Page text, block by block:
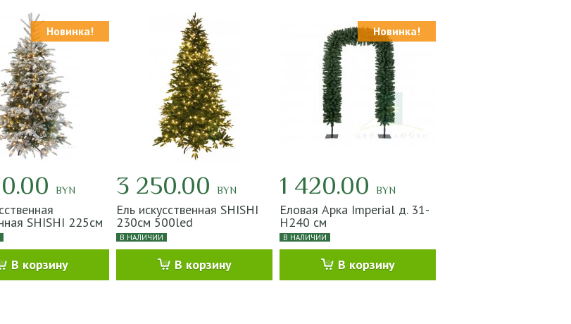
Новинка!
BYN
SHISHI 225см
В корзину
3 250.00BYN
Ель искусственная SHISHI
230см 500led
В НАЛИЧИИ
В корзину
Новинка!
1 420.00BYN
Еловая Арка Imperial д. 31-
Н240 см
В НАЛИЧИИ
В корзину